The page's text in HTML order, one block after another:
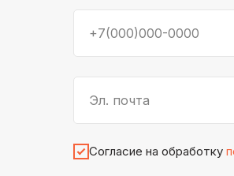
+7(000)000-0000
Эл. почта
Согласие на обработку